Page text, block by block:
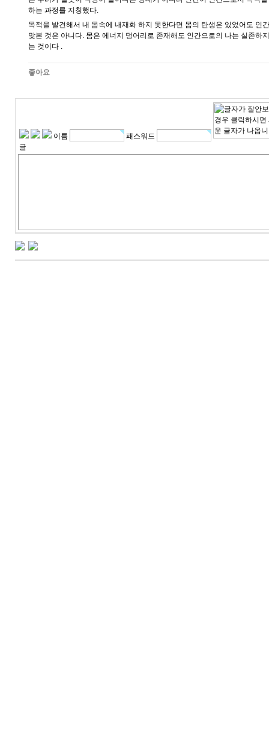
하는 과정를 지칭했다.
목적을 발견해서 내 몸속에 내재화 하지 못한다면 몸의 탄생은 있었어도 인
맞본 것은 아니다. 몸은 에너지 덩어리로 존재해도 인간으로의 나는 실존하
는 것이다 .
좋아요
이름
패스워드
글